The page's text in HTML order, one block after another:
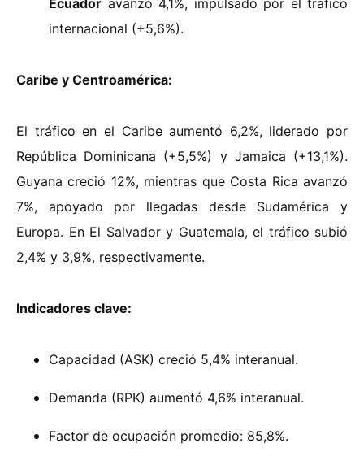
Ecuador avanzó 4,1%, impulsado por el tráfico
internacional (+5,6%).
Caribe y Centroamérica:
El tráfico en el Caribe aumentó 6,2%, liderado por
República Dominicana (+5,5%) y Jamaica (+13,1%).
Guyana creció 12%, mientras que Costa Rica avanzó
7%, apoyado por llegadas desde Sudamérica y
Europa. En El Salvador y Guatemala, el tráfico subió
2,4% y 3,9%, respectivamente.
Indicadores clave:
Capacidad (ASK) creció 5,4% interanual.
Demanda (RPK) aumentó 4,6% interanual.
Factor de ocupación promedio: 85,8%.